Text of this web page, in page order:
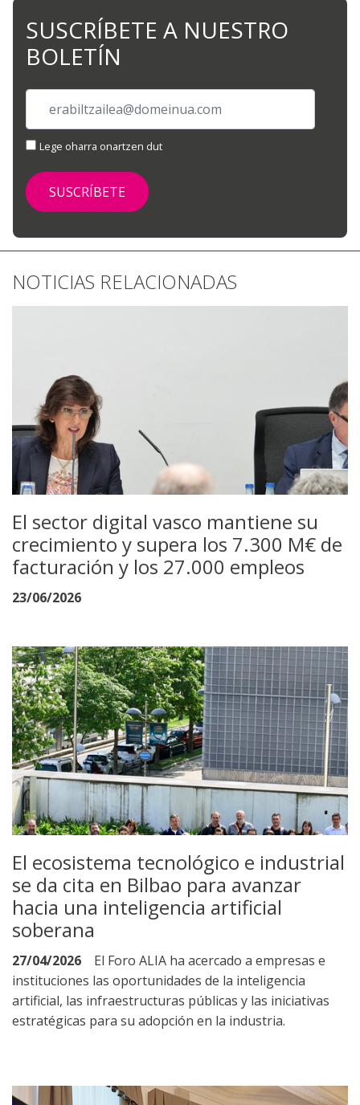
SUSCRÍBETE A NUESTRO
BOLETÍN
Lege oharra onartzen dut
NOTICIAS RELACIONADAS
El sector digital vasco mantiene su
crecimiento y supera los 7.300 M€ de
facturación y los 27.000 empleos
23/06/2026
El ecosistema tecnológico e industrial
se da cita en Bilbao para avanzar
hacia una inteligencia artificial
soberana
27/04/2026
El Foro ALIA ha acercado a empresas e
instituciones las oportunidades de la inteligencia
artificial, las infraestructuras públicas y las iniciativas
estratégicas para su adopción en la industria.